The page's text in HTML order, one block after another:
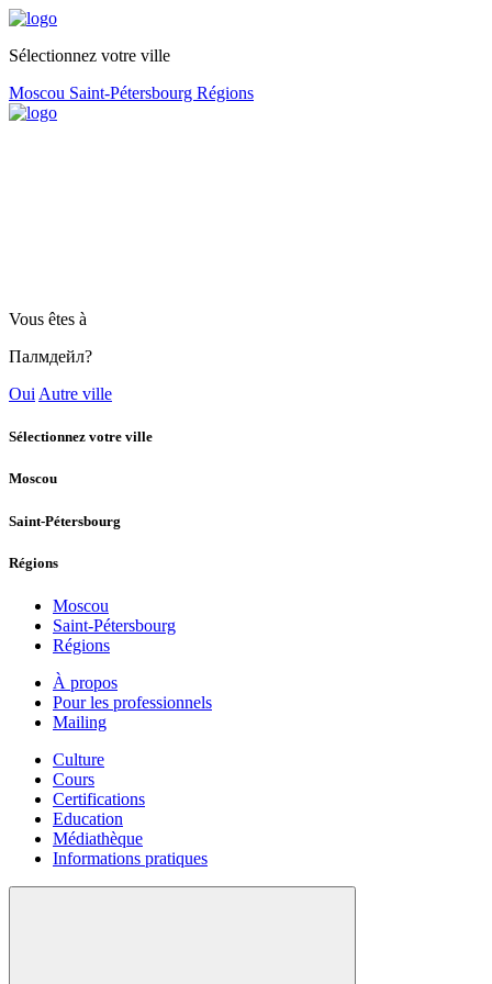
Sélectionnez votre ville
Moscou Saint-Pétersbourg Régions
Vous êtes à
Палмдейл?
Oui Autre ville
Sélectionnez votre ville
Moscou
Saint-Pétersbourg
Régions
Moscou
Saint-Pétersbourg
Régions
À propos
Pour les professionnels
Mailing
Culture
Cours
Certifications
Education
Médiathèque
Informations pratiques